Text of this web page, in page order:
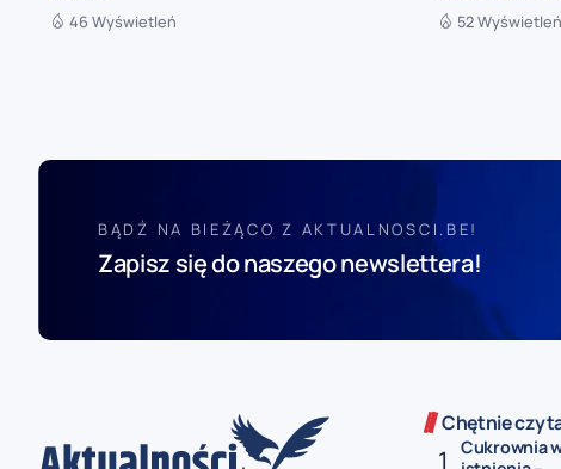
46 Wyświetleń 52 Wyświetleń
BĄDŹ NA BIEŻĄCO Z AKTUALNOSCI.BE!
Zapisz się do naszego newslettera!
Chętnie
Cukrownia